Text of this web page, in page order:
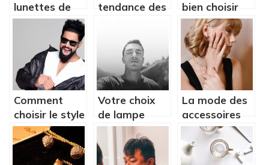
lunettes de
soleil !
tendance des
personnalisés
bien choisir
son prochain
sac à main ?
Comment
choisir le style
de votre
barbe ?
Votre choix
de lampe
ronde : Quels
aspects à
considérer
La mode des
accessoires
pour femmes
: des
exemples de